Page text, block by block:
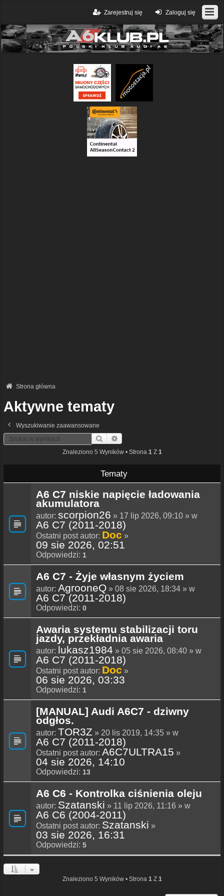
Zaloguj się
Zarejestruj się
Strona główna
Aktywne tematy
Wyszukiwanie zaawansowane
Szukaj
Znaleziono 5 Wyników • Strona 1 Z 1
Tematy
A6 C7 niskie napięcie ładowania
akumulatora
autor: scorpion26 » 17 lip 2026, 09:10 » w
A6 C7 (2011-2018)
Ostatni post autor: Doc »
09 sie 2026, 02:51
Odpowiedzi: 1
A6 C7 - Żyje własnym życiem
autor: AgrooneQ » 08 sie 2026, 18:34 » w
A6 C7 (2011-2018)
Odpowiedzi: 0
Awaria systemu stabilizacji toru
jazdy, przekładnia awaria
autor: lukasz1984 » 05 sie 2026, 08:40 » w
A6 C7 (2011-2018)
Ostatni post autor: Doc »
06 sie 2026, 03:33
Odpowiedzi: 1
[MANUAL] Audi A6C7 - dziwny
odgłos.
autor: TOR3Z » 20 lis 2019, 14:35 » w
A6 C7 (2011-2018)
Ostatni post autor: A6C7ULTRA15 »
04 sie 2026, 14:10
Odpowiedzi: 13
A6 C6 - Kontrolka ciśnienia oleju
autor: Szatanski » 11 lip 2026, 11:16 » w
A6 C6 (2004-2011)
Ostatni post autor: Szatanski »
03 sie 2026, 16:31
Odpowiedzi: 5
Znaleziono 5 Wyników • Strona 1 Z 1